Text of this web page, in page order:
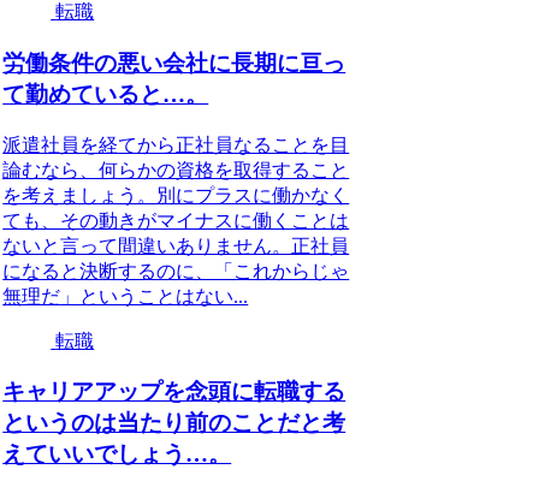
転職
労働条件の悪い会社に長期に亘っ
て勤めていると…。
派遣社員を経てから正社員なることを目
論むなら、何らかの資格を取得すること
を考えましょう。別にプラスに働かなく
ても、その動きがマイナスに働くことは
ないと言って間違いありません。正社員
になると決断するのに、「これからじゃ
無理だ」ということはない...
転職
キャリアアップを念頭に転職する
というのは当たり前のことだと考
えていいでしょう…。